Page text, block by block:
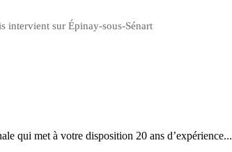
intervient sur Épinay-sous-Sénart
qui met à votre disposition 20 ans d’expérience...